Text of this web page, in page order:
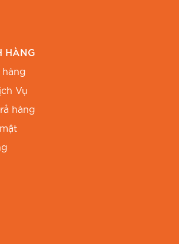
76
78
dần từ 1,5cm đến 3cm giữa
để đảm bảo sự vừa vặn tuyệt
cùng
HÀNG
hàng
Vụ
hàng